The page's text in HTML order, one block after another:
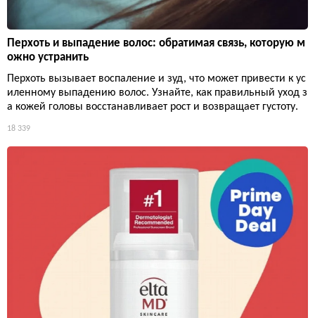
Перхоть и выпадение волос: обратимая связь, которую м
ожно устранить
Перхоть вызывает воспаление и зуд, что может привести к ус
иленному выпадению волос. Узнайте, как правильный уход з
а кожей головы восстанавливает рост и возвращает густоту.
18 339